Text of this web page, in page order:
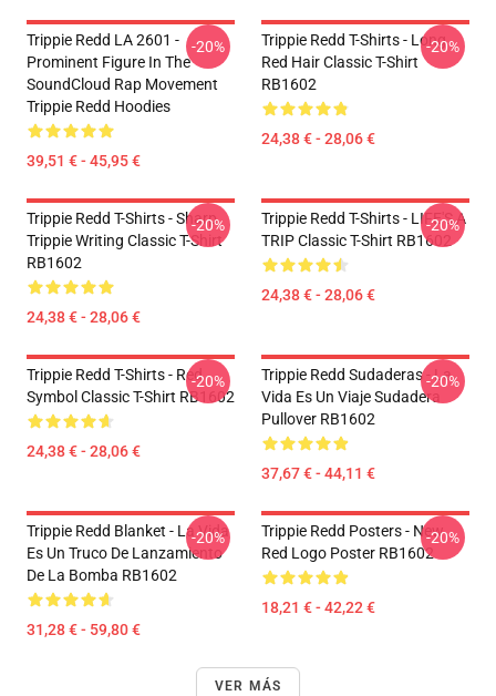
Trippie Redd LA 2601 -
Prominent Figure In The
SoundCloud Rap Movement
Trippie Redd Hoodies
39,51 € - 45,95 €
-20%
Trippie Redd T-Shirts - Long
Red Hair Classic T-Shirt
RB1602
24,38 € - 28,06 €
-20%
Trippie Redd T-Shirts - Sharp
Trippie Writing Classic T-Shirt
RB1602
24,38 € - 28,06 €
-20%
Trippie Redd T-Shirts - LIFE'S A
TRIP Classic T-Shirt RB1602
24,38 € - 28,06 €
-20%
Trippie Redd T-Shirts - Red
Symbol Classic T-Shirt RB1602
24,38 € - 28,06 €
-20%
Trippie Redd Sudaderas - La
Vida Es Un Viaje Sudadera
Pullover RB1602
37,67 € - 44,11 €
-20%
Trippie Redd Blanket - La Vida
Es Un Truco De Lanzamiento
De La Bomba RB1602
31,28 € - 59,80 €
-20%
Trippie Redd Posters - New
Red Logo Poster RB1602
18,21 € - 42,22 €
-20%
VER MÁS